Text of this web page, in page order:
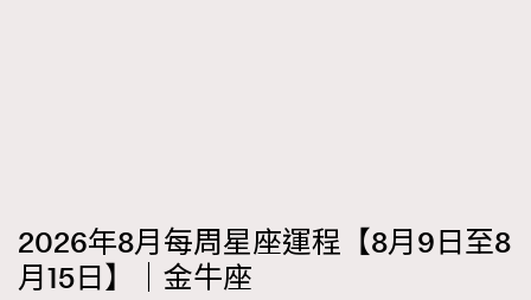
2026年8月每周星座運程【8月9日至8
月15日】｜金牛座